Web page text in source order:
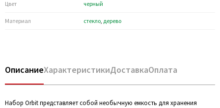
Цвет черный
Материал стекло, дерево
ОписаниеХарактеристикиДоставкаОплата
Набор Orbit представляет собой необычную емкость для хранения